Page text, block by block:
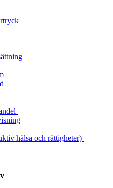
hälsa och rättigheter)